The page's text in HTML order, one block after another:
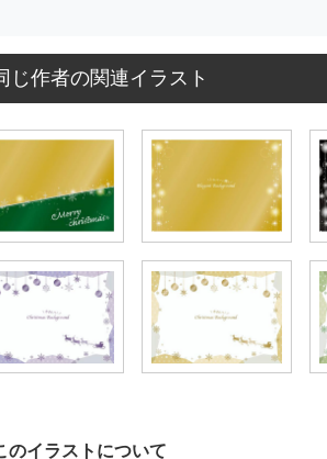
じ作者の関連イラスト
のイラストについて